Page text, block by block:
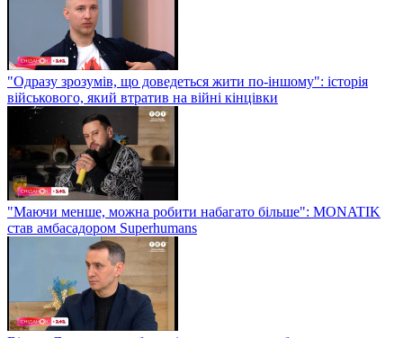
"Одразу зрозумів, що доведеться жити по-іншому": історія
військового, який втратив на війні кінцівки
"Маючи менше, можна робити набагато більше": MONATIK
став амбасадором Superhumans